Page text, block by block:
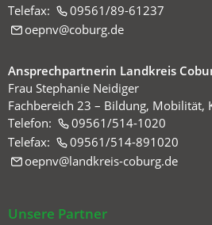
Telefax:
09561/89-61237
oepnv
coburg de
Ansprechpartnerin Landkreis
Frau Stephanie Neidiger
Fachbereich 23 – Bildung, Mobilität,
Telefon:
09561/514-1020
Telefax:
09561/514-891020
oepnv
landkreis-coburg de
Unsere Partner